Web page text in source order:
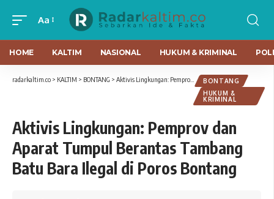
Aa
HOME KALTIM NASIONAL HUKUM & KRIMINAL
radarkaltim.co > KALTIM > BONTANG > Aktivis Lingkungan: Pemprov dan Aparat Tumpul Berantas Tambang Batu Bara Ilegal di Poros Bontang
BONTANG
HUKUM &
KRIMINAL
Aktivis Lingkungan: Pemprov dan
Aparat Tumpul Berantas Tambang
Batu Bara Ilegal di Poros Bontang